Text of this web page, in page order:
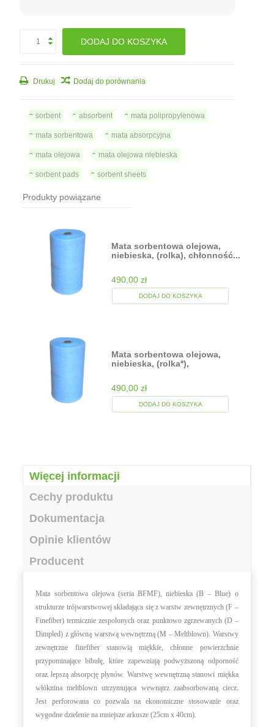
DODAJ DO KOSZYKA
Drukuj Dodaj do porównania
sorbent absorbent mata polipropylenowa
mata sorbentowa mata absorpcyjna
mata olejowa mata olejowa niebieska
sorbent pads sorbent sheets
Produkty powiązane
Mata sorbentowa olejowa,
niebieska, (rolka), chłonność...
490,00 zł
DODAJ DO KOSZYKA
Mata sorbentowa olejowa,
niebieska, (rolka*),
490,00 zł
DODAJ DO KOSZYKA
Więcej informacji
Cechy produktu
Dokumentacja
Opinie klientów
Producent
Mata sorbentowa olejowa (seria BFMF), niebieska (B – Blue) o
strukturze trójwarstwowej składająca się z warstw zewnętrznych (F –
Finefiber) termicznie zespolonych oraz punktowo zgrzewanych (D –
Dimpled) z główną warstwą wewnętrzną (M – Meltblown). Warstwy
zewnętrzne finefiber stanowią miękkie, chłonne powierzchnie
przypominające bibułę, które zapewniają podwyższoną odporność
oraz lepszą absorpcję płynów. Warstwę wewnętrzną stanowi miękka
włóknina meltblown utrzymująca wewnątrz zaabsorbowaną ciecz.
Jest perforowana co pozwala na ekonomiczne stosowanie oraz
wygodne dzielenie na mniejsze arkusze (25cm x 40cm).